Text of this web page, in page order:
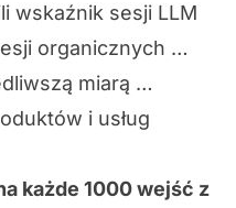
wskaźnik sesji LLM
organicznych …
miarą …
i usług
każde 1000 wejść z